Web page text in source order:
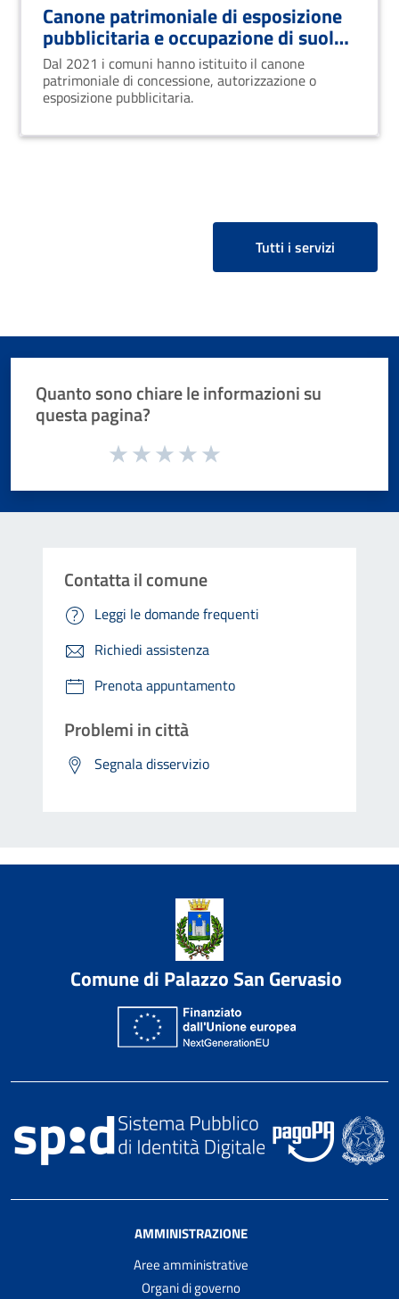
Canone patrimoniale di esposizione
pubblicitaria e occupazione di suolo
pubblico
Dal 2021 i comuni hanno istituito il canone
patrimoniale di concessione, autorizzazione o
esposizione pubblicitaria.
Tutti i servizi
Quanto sono chiare le informazioni su
questa pagina?
Valuta da 1 a 5 stelle la pagina
Contatta il comune
Leggi le domande frequenti
Richiedi assistenza
Prenota appuntamento
Problemi in città
Segnala disservizio
Comune di Palazzo San Gervasio
AMMINISTRAZIONE
Aree amministrative
Organi di governo